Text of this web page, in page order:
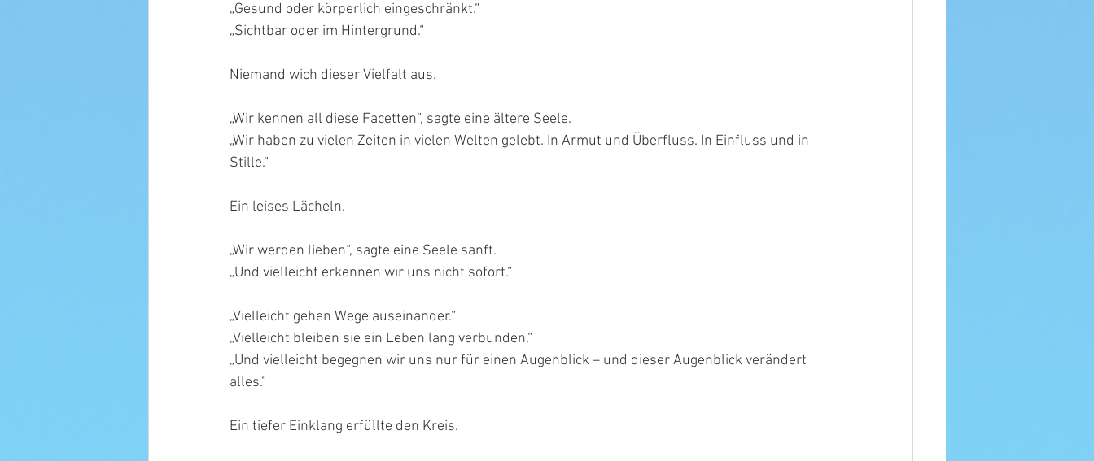
„Gesund oder körperlich eingeschränkt.“
„Sichtbar oder im Hintergrund.“
Niemand wich dieser Vielfalt aus.
„Wir kennen all diese Facetten“, sagte eine ältere Seele.
„Wir haben zu vielen Zeiten in vielen Welten gelebt. In Armut und Überfluss. In Einfluss und in
Stille.“
Ein leises Lächeln.
„Wir werden lieben“, sagte eine Seele sanft.
„Und vielleicht erkennen wir uns nicht sofort.“
„Vielleicht gehen Wege auseinander.“
„Vielleicht bleiben sie ein Leben lang verbunden.“
„Und vielleicht begegnen wir uns nur für einen Augenblick – und dieser Augenblick verändert
alles.“
Ein tiefer Einklang erfüllte den Kreis.